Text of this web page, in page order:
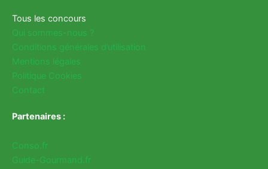
Tous les concours
Qui sommes-nous ?
Conditions générales d’utilisation
Mentions légales
Politique Cookies
Contact
Partenaires :
Conso.fr
Guide-Gourmand.fr